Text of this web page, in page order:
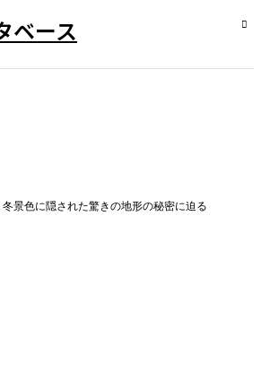
ベース
景色に隠された驚きの地形の秘密に迫る